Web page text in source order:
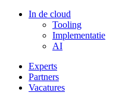
In de cloud
Tooling
Implementatie
AI
Experts
Partners
Vacatures